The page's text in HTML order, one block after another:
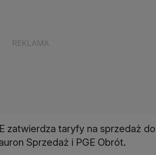
zatwierdza taryfy na sprzedaż
Sprzedaż i PGE Obrót.